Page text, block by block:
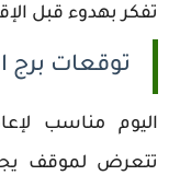
تفكر بهدوء قبل
توقعات برج
اليوم مناسب
تتعرض لموقف